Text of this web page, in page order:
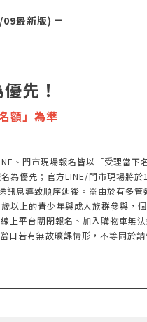
最新版) –
先！
額」為準
、門市現場報名皆以「受理當下
優先；官方LINE/門市現場將
訊息導致順序延後。※由於有多
上的青少年與成人族群參與，
平台關閉報名、加入購物車無
若有無故曠課情形，不等同於